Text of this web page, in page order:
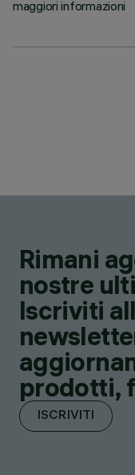
maggiori informazioni
Rimani
nostre
Iscriviti
prodotti,
ISCRIVITI